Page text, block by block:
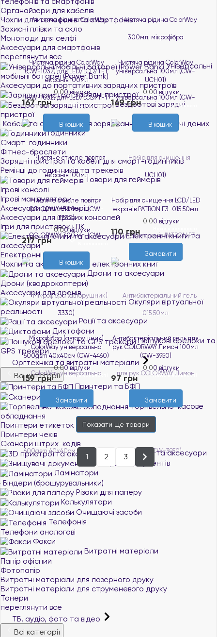
Органайзери для кабелів
Чохли для телефонів та смартфонів
Захисні плівки та скло
Моноподи для селфі
Аксесуари для смартфонів
переглянути все
Універсальні
мобільні батареї (Power Bank)
Аксесуари до портативних зарядних пристроїв
Зарядні пристрої
Бездротові зарядні
пристрої
Кабелі та адаптери для заряджання та передачі даних
Годинники
Смарт-годинники
Фітнес-браслети
Зарядні пристрої та кабелі для смарт-годинників
Ремінці до годинників та трекерів
Товари для геймерів
Ігрові консолі
Ігрові маніпулятори
Аксесуари для геймерів
Аксесуари для ігрових консолей
Ігри для приставок і ПК
Електронні книги та
аксесуари
Електронні книги
Чохли та аксесуари для електронних книг
Дрони та аксесуари
Дрони (квадрокоптери)
Аксесуари для дронів
Окуляри віртуальної
реальності
Рації та аксесуари
Диктофони
Пошукові брелоки та
GPS трекери
Оргтехніка та витратні матеріали
Всі категорії
Принтери та БФП
Сканери
Торгівельно-касове
обладнання
Принтери етикеток
Принтери чеків
Сканери штрих-кодів
3D пристрої та аксесуари
Знищувачі документів
Ламінатори
Біндери (брошурувальники)
Різаки для паперу
Калькулятори
Очищаючі засоби
Телефонія
Телефони аналогові
Факси
Витратні матеріали
Папір офісний
Фотопапір
Витратні матеріали для лазерного друку
Витратні матеріали для струменевого друку
Тонери
переглянути все
ТБ, аудіо, фото та відео
Всі категорії
Чистяча рідина ColorWay
(CW-1032) для LED/LCD/TFT
екранів 100мл
0.00 відгуки
В наявності
167 грн
В кошик
Чистяча рідина ColorWay
універсальна 100мл (CW-
UCH01)
0.00 відгуки
В наявності
169 грн
В кошик
Чистяче стисле повiтря
COLORWAY 300 мл. (CW-
3330)
0.00 відгуки
217 грн
В кошик
Набір для очищення LCD/LED
екранів PATRON F3-015 50мл
0.00 відгуки
110 грн
Замовити
Мікрофібра (авторушник)
ColorWay універсальна
600gsm 40х40см (CW-4460)
0.00 відгуки
Нема в наявності
159 грн
Замовити
Антибактеріальний гель для
рук COLORWAY Лимон 100мл
(CW-3950)
0.00 відгуки
Нема в наявності
97 грн
Замовити
Показати ще товари
1 2 3